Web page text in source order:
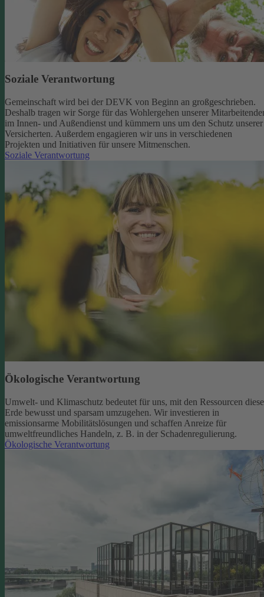
Soziale Verantwortung
Gemeinschaft wird bei der DEVK von Beginn an großgeschrieben.
Deshalb tragen wir Sorge für das Wohlergehen unserer
im Innen- und Außendienst und kümmern uns um den Schutz unserer
Versicherten. Außerdem engagieren wir uns in verschiedenen
Projekten und Initiativen für unsere Mitmenschen.
Soziale Verantwortung
Ökologische Verantwortung
Umwelt- und Klimaschutz bedeutet für uns, mit den Ressourcen
Erde bewusst und sparsam umzugehen. Wir investieren in
emissionsarme Mobilitätslösungen und schaffen Anreize für
umweltfreundliches Handeln, z. B. in der Schadenregulierung.
Ökologische Verantwortung